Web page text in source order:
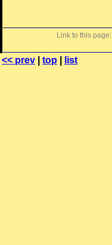
Link to this page:
<< prev top list